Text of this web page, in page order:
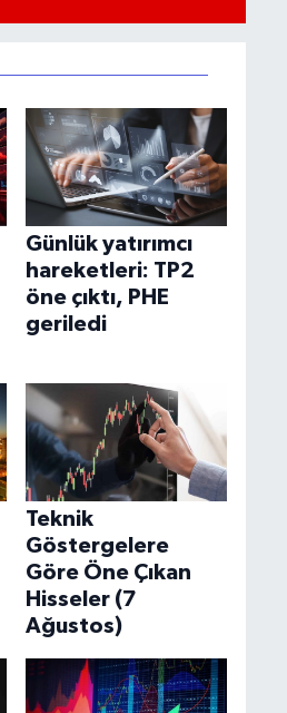
Günlük yatırımcı
hareketleri: TP2
öne çıktı, PHE
geriledi
Teknik
Göstergelere
Göre Öne Çıkan
Hisseler (7
Ağustos)